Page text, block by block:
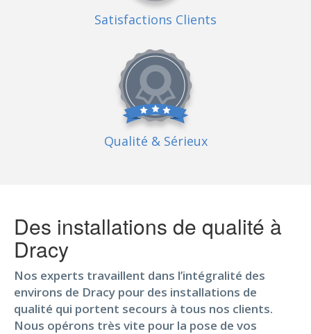
Satisfactions Clients
Qualité & Sérieux
Des installations de qualité à
Dracy
Nos experts travaillent dans l’intégralité des
environs de Dracy pour des installations de
qualité qui portent secours à tous nos clients.
Nous opérons très vite pour la pose de vos